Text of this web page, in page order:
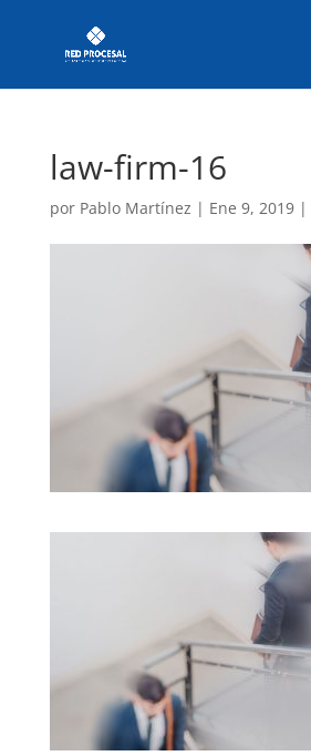
law-firm-16
por Pablo Martínez | Ene 9, 2019|